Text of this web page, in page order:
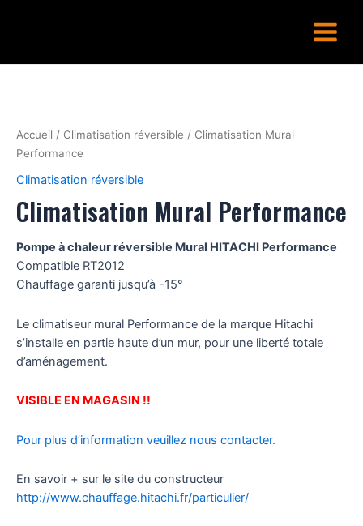
Menu
Accueil / Climatisation réversible / Climatisation Mural
Performance
Climatisation réversible
Climatisation Mural Performance
Pompe à chaleur réversible Mural HITACHI Performance
Compatible RT2012
Chauffage garanti jusqu’à -15°
Le climatiseur mural Performance de la marque Hitachi
s’installe en partie haute d’un mur, pour une liberté totale
d’aménagement.
VISIBLE EN MAGASIN !!
Pour plus d’information veuillez nous contacter.
En savoir + sur le site du constructeur
http://www.chauffage.hitachi.fr/particulier/